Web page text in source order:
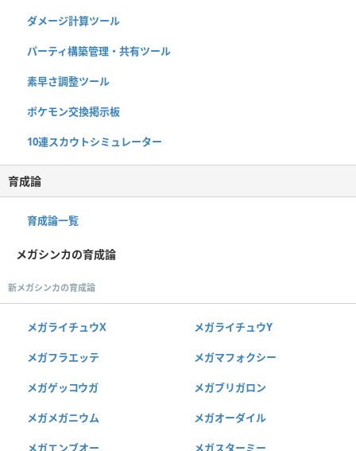
ダメージ計算ツール
パーティ構築管理・共有ツール
素早さ調整ツール
ポケモン交換掲示板
10連スカウトシミュレーター
育成論
育成論一覧
メガシンカの育成論
新メガシンカの育成論
メガライチュウX メガライチュウY
メガフラエッテ メガマフォクシー
メガゲッコウガ メガブリガロン
メガメガニウム メガオーダイル
メガエンブオー メガスターミー